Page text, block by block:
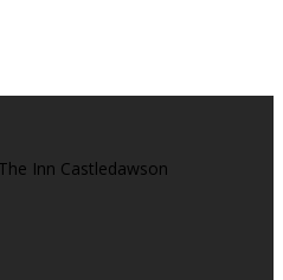
Inn Castledawson